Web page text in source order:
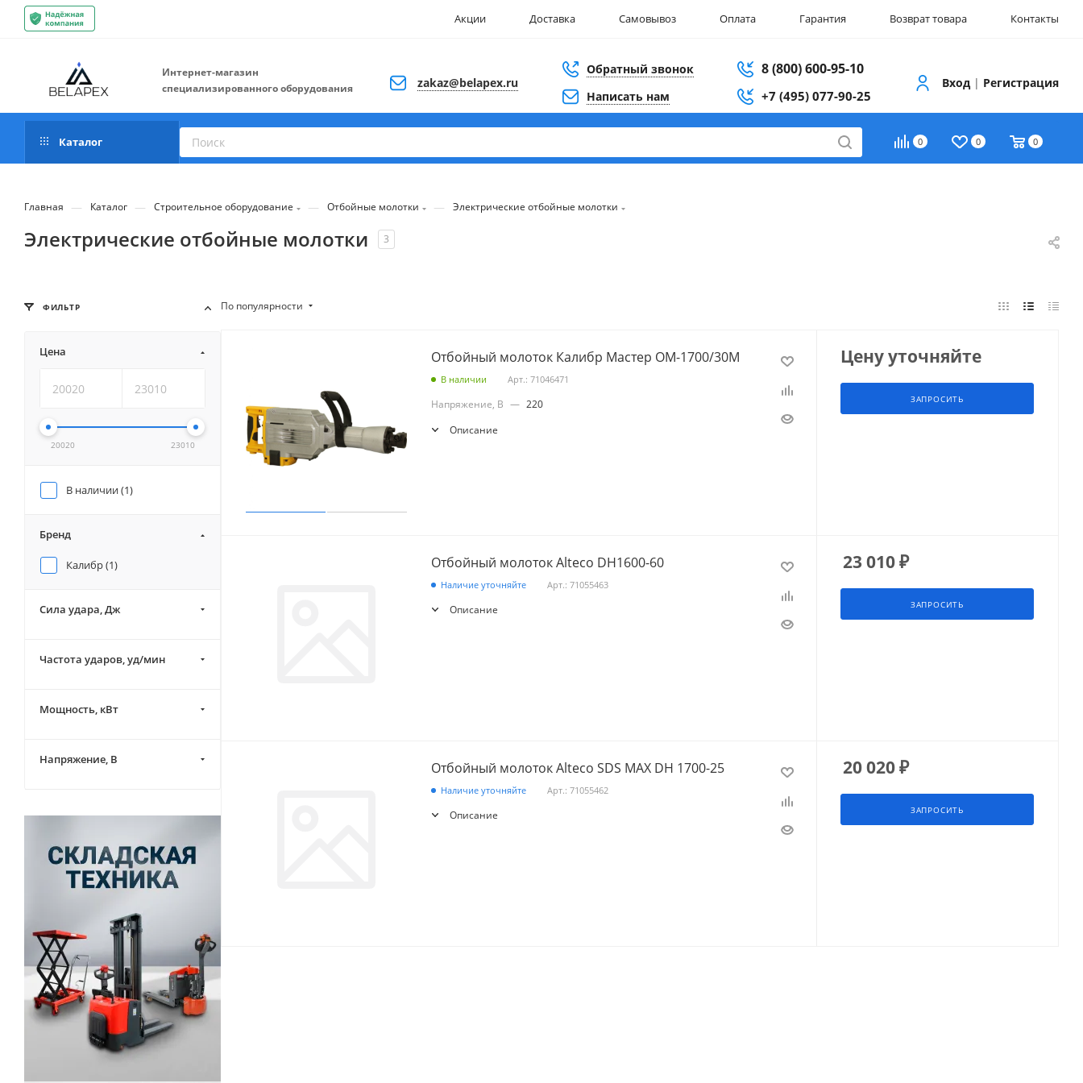
Акции Доставка Самовывоз Оплата Гарантия Возврат товара Контакты
Интернет-магазин
специализированного оборудования
zakaz@belapex.ru
Обратный звонок
Написать нам
8 (800) 600-95-10
+7 (495) 077-90-25
Вход | Регистрация
0 0 0
Каталог
Главная — Каталог — Строительное оборудование — Отбойные молотки — Электрические отбойные молотки
Электрические отбойные молотки 3
По популярности
Отбойный молоток Калибр Мастер ОМ-1700/30М
В наличии Арт.: 71046471
Напряжение, В — 220
Описание
Цену уточняйте
ЗАПРОСИТЬ
Отбойный молоток Alteco DH1600-60
Наличие уточняйте Арт.: 71055463
Описание
23 010₽
ЗАПРОСИТЬ
Отбойный молоток Alteco SDS MAX DH 1700-25
Наличие уточняйте Арт.: 71055462
Описание
20 020₽
ЗАПРОСИТЬ
ФИЛЬТР
Цена
20020 23010
В наличии (1)
Бренд
Калибр (1)
Сила удара, Дж
Частота ударов, уд/мин
Мощность, кВт
Напряжение, В